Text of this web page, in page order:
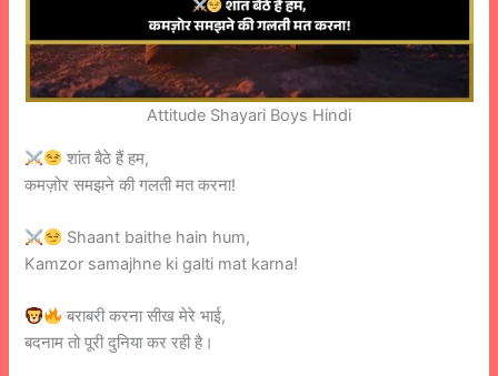
Attitude Shayari Boys Hindi
शांत बैठे हैं हम,
कमज़ोर समझने की गलती मत करना!
Shaant baithe hain hum,
Kamzor samajhne ki galti mat karna!
बराबरी करना सीख मेरे भाई,
बदनाम तो पूरी दुनिया कर रही है।